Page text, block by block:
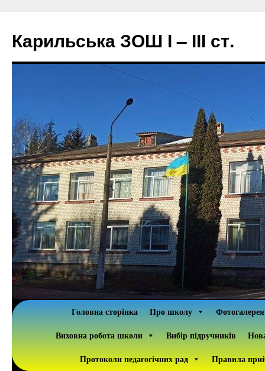
вмісту
Карильська ЗОШ І – ІІІ ст.
Головна сторінка Про школу
Фотогалерея
Виховна робота школи
Вибір підручників
Протоколи педагогічних рад
Правила